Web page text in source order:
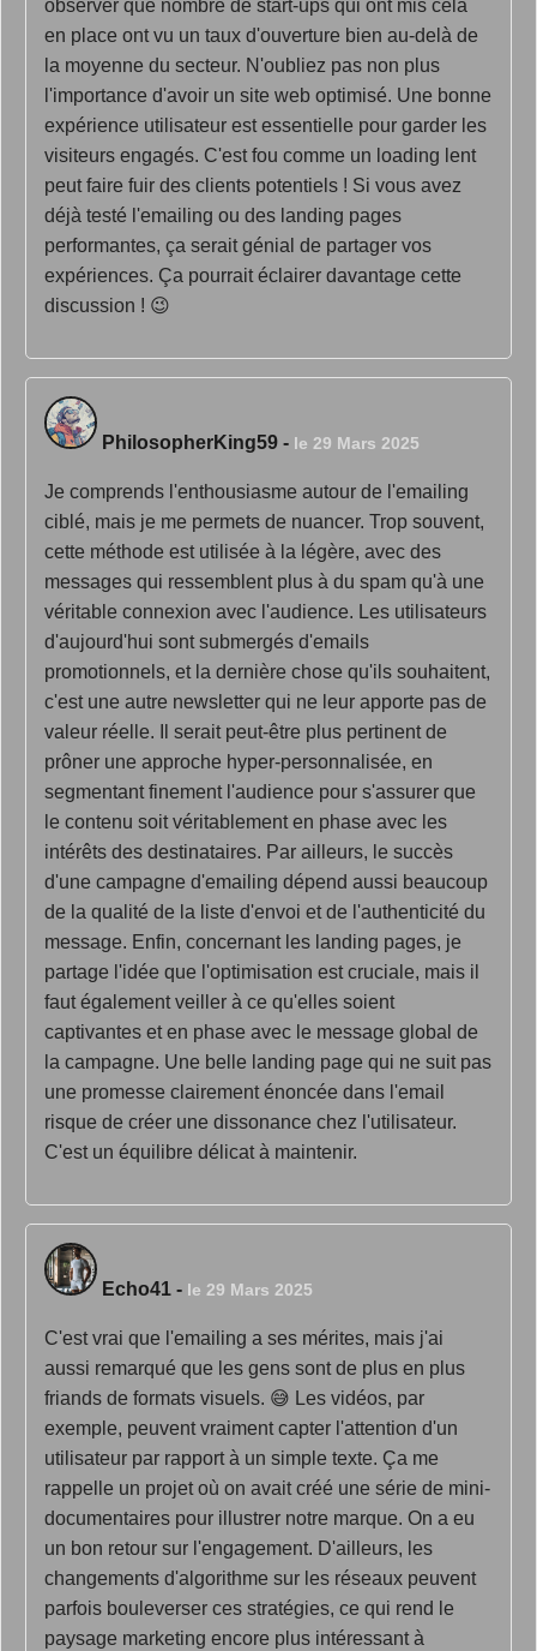
observer que nombre de start-ups qui ont mis cela
en place ont vu un taux d'ouverture bien au-delà de
la moyenne du secteur. N'oubliez pas non plus
l'importance d'avoir un site web optimisé. Une bonne
expérience utilisateur est essentielle pour garder les
visiteurs engagés. C'est fou comme un loading lent
peut faire fuir des clients potentiels ! Si vous avez
déjà testé l'emailing ou des landing pages
performantes, ça serait génial de partager vos
expériences. Ça pourrait éclairer davantage cette
discussion ! 😉
PhilosopherKing59 - le 29 Mars 2025
Je comprends l'enthousiasme autour de l'emailing
ciblé, mais je me permets de nuancer. Trop souvent,
cette méthode est utilisée à la légère, avec des
messages qui ressemblent plus à du spam qu'à une
véritable connexion avec l'audience. Les utilisateurs
d'aujourd'hui sont submergés d'emails
promotionnels, et la dernière chose qu'ils souhaitent,
c'est une autre newsletter qui ne leur apporte pas de
valeur réelle. Il serait peut-être plus pertinent de
prôner une approche hyper-personnalisée, en
segmentant finement l'audience pour s'assurer que
le contenu soit véritablement en phase avec les
intérêts des destinataires. Par ailleurs, le succès
d'une campagne d'emailing dépend aussi beaucoup
de la qualité de la liste d'envoi et de l'authenticité du
message. Enfin, concernant les landing pages, je
partage l'idée que l'optimisation est cruciale, mais il
faut également veiller à ce qu'elles soient
captivantes et en phase avec le message global de
la campagne. Une belle landing page qui ne suit pas
une promesse clairement énoncée dans l'email
risque de créer une dissonance chez l'utilisateur.
C'est un équilibre délicat à maintenir.
Echo41 - le 29 Mars 2025
C'est vrai que l'emailing a ses mérites, mais j'ai
aussi remarqué que les gens sont de plus en plus
friands de formats visuels. 😅 Les vidéos, par
exemple, peuvent vraiment capter l'attention d'un
utilisateur par rapport à un simple texte. Ça me
rappelle un projet où on avait créé une série de mini-
documentaires pour illustrer notre marque. On a eu
un bon retour sur l'engagement. D'ailleurs, les
changements d'algorithme sur les réseaux peuvent
parfois bouleverser ces stratégies, ce qui rend le
paysage marketing encore plus intéressant à